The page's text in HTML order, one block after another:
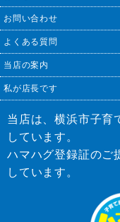
お問い合わせ
よくある質問
当店の案内
私が店長です
当店は、横浜市子育
しています。
ハマハグ登録証のご
しています。